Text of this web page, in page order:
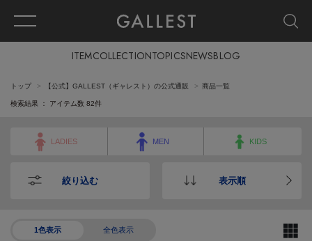
ITEMCOLLECTIONTOPICSNEWSBLOG
トップ 【公式】GALLEST（ギャレスト）の公式通販 商品一覧
検索結果 ： アイテム数 82件
LADIES MEN KIDS
絞り込む 表示順
1色表示 全色表示